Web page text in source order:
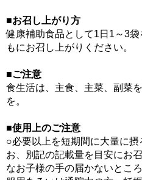
■お召し上がり方
健康補助食品として1日1～3
もにお召し上がりください。
■ご注意
食生活は、主食、主菜、副菜
を。
■使用上のご注意
○必要以上を短期間に大量に
お、別記の記載量を目安にお
なお子様の手の届かないとこ